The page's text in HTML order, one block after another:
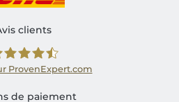
clients
FR
ProvenExpert.com
de paiement